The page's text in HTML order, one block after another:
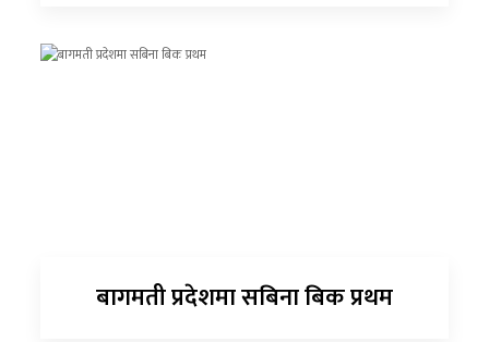
बागमती प्रदेशमा सबिना बिक प्रथम